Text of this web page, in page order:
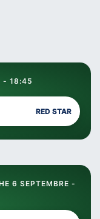
- 18:45
RED STAR
6 SEPTEMBRE -